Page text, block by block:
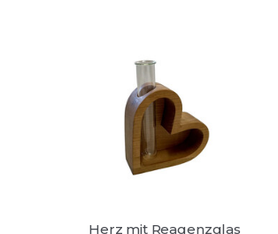
Herz mit Reagenzglas